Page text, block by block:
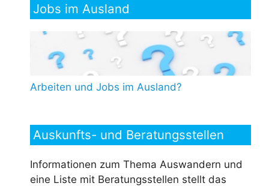
Jobs im Ausland
Arbeiten und Jobs im Ausland?
Auskunfts- und Beratungsstellen
Informationen zum Thema Auswandern und
eine Liste mit Beratungsstellen stellt das